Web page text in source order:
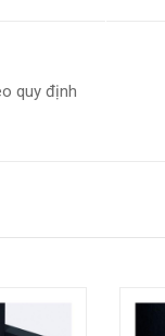
quy định